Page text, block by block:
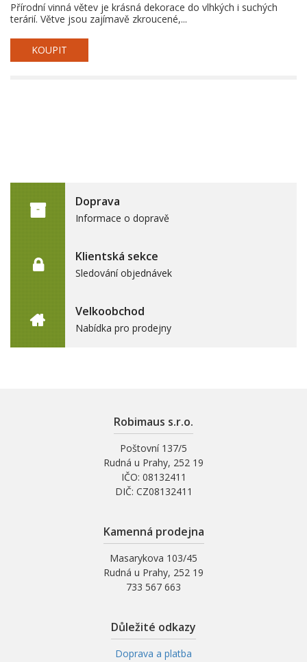
Přírodní vinná větev je krásná dekorace do vlhkých i suchých
terárií. Větve jsou zajímavě zkroucené,...
KOUPIT
Doprava
Informace o dopravě
Klientská sekce
Sledování objednávek
Velkoobchod
Nabídka pro prodejny
Robimaus s.r.o.
Poštovní 137/5
Rudná u Prahy, 252 19
IČO: 08132411
DIČ: CZ08132411
Kamenná prodejna
Masarykova 103/45
Rudná u Prahy, 252 19
733 567 663
Důležité odkazy
Doprava a platba